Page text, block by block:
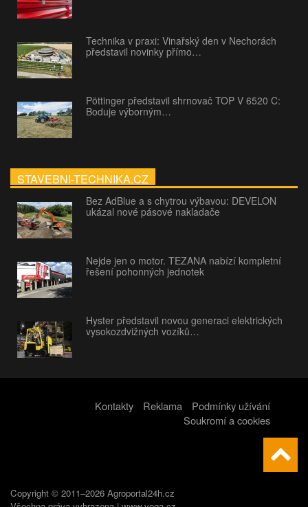
Technika v praxi: Vinařský den v Nechorách
představil novinky přímo…
Pöttinger představil shrnovač TOP V 6520 C:
Boduje výborným…
STAVEBNI-TECHNIKA.CZ
Bez AdBlue a s chytrou výbavou: DEVELON
ukázal nové pásové nakladače
Nejde jen o motor. TEZANA nabízí kompletní
řešení pohonných jednotek
Hyster představil novou generaci elektrických
vysokozdvižných vozíků…
Kontakty Reklama
Podmínky užívání
Soukromí a cookies
Copyright © 2011–2026 Agroportal24h.cz